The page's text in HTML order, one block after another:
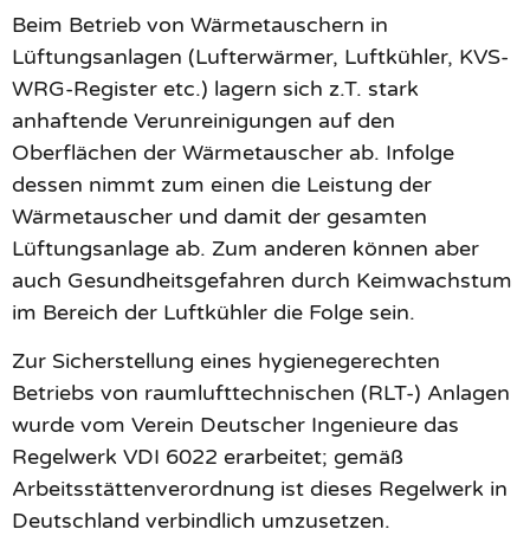
Beim Betrieb von Wärmetauschern in
Lüftungsanlagen (Lufterwärmer, Luftkühler, KVS-
WRG-Register etc.) lagern sich z.T. stark
anhaftende Verunreinigungen auf den
Oberflächen der Wärmetauscher ab. Infolge
dessen nimmt zum einen die Leistung der
Wärmetauscher und damit der gesamten
Lüftungsanlage ab. Zum anderen können aber
auch Gesundheitsgefahren durch Keimwachstum
im Bereich der Luftkühler die Folge sein.
Zur Sicherstellung eines hygienegerechten
Betriebs von raumlufttechnischen (RLT-) Anlagen
wurde vom Verein Deutscher Ingenieure das
Regelwerk VDI 6022 erarbeitet; gemäß
Arbeitsstättenverordnung ist dieses Regelwerk in
Deutschland verbindlich umzusetzen.